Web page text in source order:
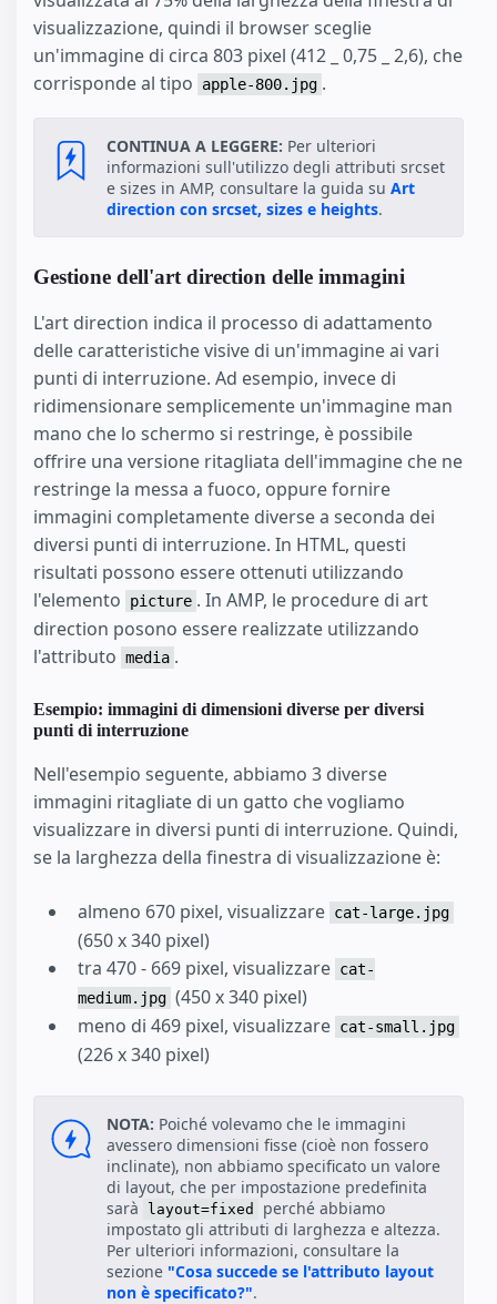
visualizzazione, quindi il browser sceglie
un'immagine di circa 803 pixel (412 _ 0,75 _ 2,6), che
corrisponde al tipo
apple-800.jpg .
CONTINUA A LEGGERE: Per ulteriori
informazioni sull'utilizzo degli attributi srcset
e sizes in AMP, consultare la guida su Art
direction con srcset, sizes e heights.
Gestione dell'art direction delle immagini
L'art direction indica il processo di adattamento
delle caratteristiche visive di un'immagine ai vari
punti di interruzione. Ad esempio, invece di
ridimensionare semplicemente un'immagine man
mano che lo schermo si restringe, è possibile
offrire una versione ritagliata dell'immagine che ne
restringe la messa a fuoco, oppure fornire
immagini completamente diverse a seconda dei
diversi punti di interruzione. In HTML, questi
risultati possono essere ottenuti utilizzando
l'elemento
picture . In AMP, le procedure di art
direction posono essere realizzate utilizzando
l'attributo media .
Esempio: immagini di dimensioni diverse per diversi
punti di interruzione
Nell'esempio seguente, abbiamo 3 diverse
immagini ritagliate di un gatto che vogliamo
visualizzare in diversi punti di interruzione. Quindi,
se la larghezza della finestra di visualizzazione è:
almeno 670 pixel, visualizzare cat-large.jpg
(650 x 340 pixel)
tra 470 - 669 pixel, visualizzare cat-
medium.jpg (450 x 340 pixel)
meno di 469 pixel, visualizzare cat-small.jpg
(226 x 340 pixel)
NOTA: Poiché volevamo che le immagini
avessero dimensioni fisse (cioè non fossero
inclinate), non abbiamo specificato un valore
di layout, che per impostazione predefinita
sarà
layout=fixed
perché abbiamo
impostato gli attributi di larghezza e altezza.
Per ulteriori informazioni, consultare la
sezione "Cosa succede se l'attributo layout
non è specificato?".